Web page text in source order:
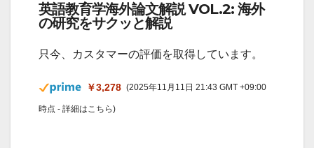
英語教育学海外論文解説 VOL.2: 海外
の研究をサクッと解説
只今、カスタマーの評価を取得しています。
￥3,278 (2025年11月11日 21:43 GMT +09:00
時点 - 詳細はこちら)